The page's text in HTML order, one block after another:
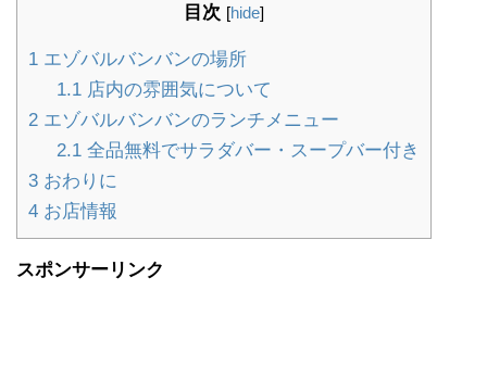
目次 [hide]
1 エゾバルバンバンの場所
1.1店内の雰囲気について
2 エゾバルバンバンのランチメニュー
2.1全品無料でサラダバー・スープバー付き
3 おわりに
4 お店情報
スポンサーリンク